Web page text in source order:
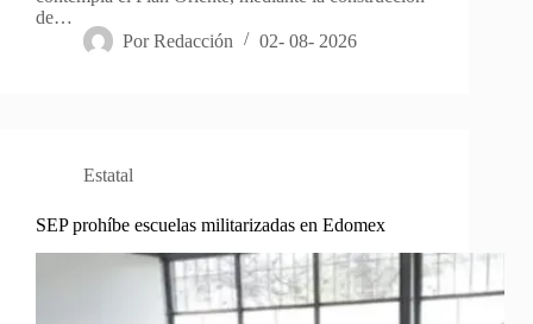
de…
Por Redacción 02- 08- 2026
Estatal
SEP prohíbe escuelas militarizadas en Edomex